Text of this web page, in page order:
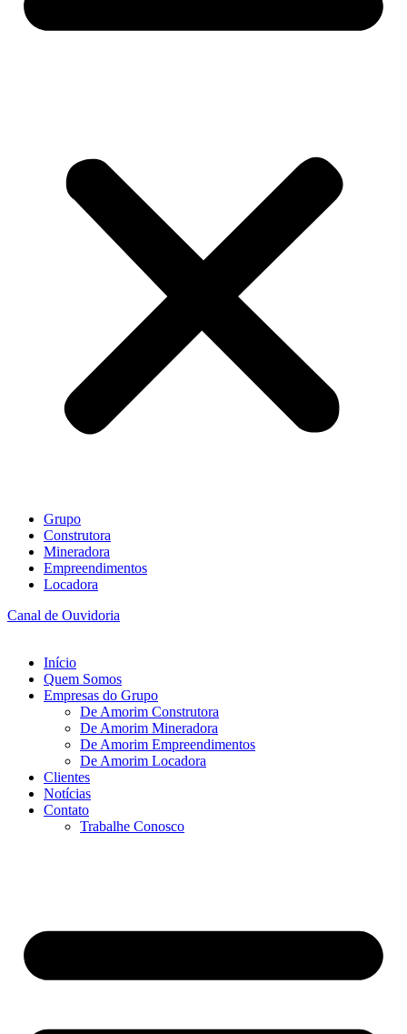
Grupo
Construtora
Mineradora
Empreendimentos
Locadora
Canal de Ouvidoria
Início
Quem Somos
Empresas do Grupo
De Amorim Construtora
De Amorim Mineradora
De Amorim Empreendimentos
De Amorim Locadora
Clientes
Notícias
Contato
Trabalhe Conosco